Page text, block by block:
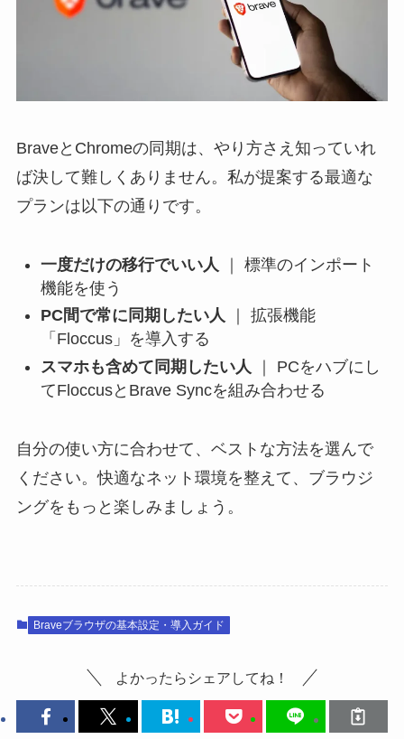
BraveとChromeの同期は、やり方さえ知っていれ
ば決して難しくありません。私が提案する最適な
プランは以下の通りです。
一度だけの移行でいい人
｜ 標準のインポート
機能を使う
PC間で常に同期したい人 ｜ 拡張機能
「Floccus」を導入する
スマホも含めて同期したい人
｜ PCをハブにし
てFloccusとBrave Syncを組み合わせる
自分の使い方に合わせて、ベストな方法を選んで
ください。快適なネット環境を整えて、ブラウジ
ングをもっと楽しみましょう。
Braveブラウザの基本設定・導入ガイド
よかったらシェアしてね！